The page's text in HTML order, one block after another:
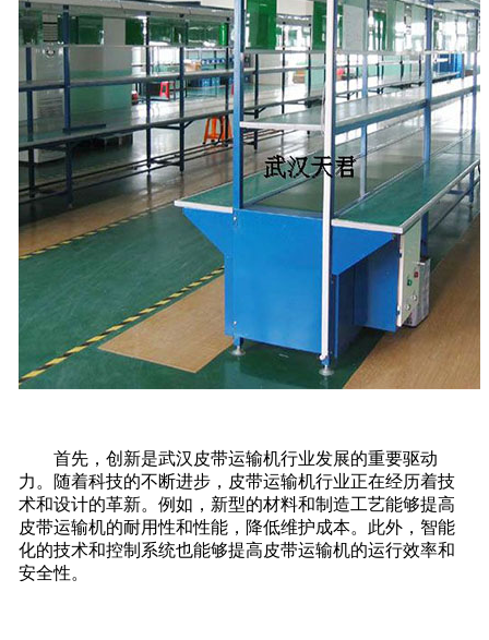
首先，创新是武汉皮带运输机行业发展的重要驱动
力。随着科技的不断进步，皮带运输机行业正在经历着技
术和设计的革新。例如，新型的材料和制造工艺能够提高
皮带运输机的耐用性和性能，降低维护成本。此外，智能
化的技术和控制系统也能够提高皮带运输机的运行效率和
安全性。